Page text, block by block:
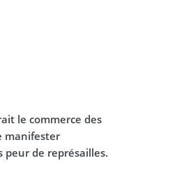
le commerce des
manifester
de représailles.